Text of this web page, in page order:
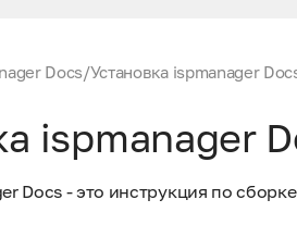
Docs/Установка ispmanager
ispmanager
Docs - это инструкция по